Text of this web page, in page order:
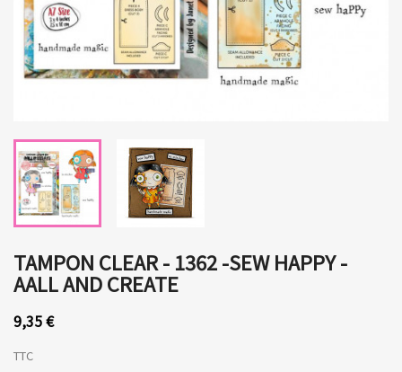
TAMPON CLEAR - 1362 -SEW HAPPY -
AALL AND CREATE
9,35 €
TTC